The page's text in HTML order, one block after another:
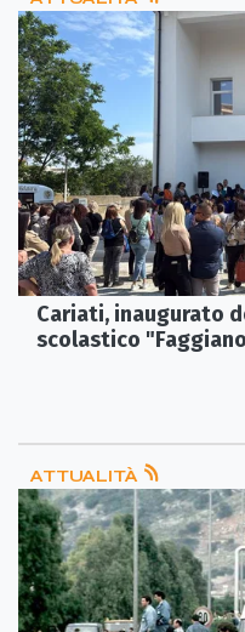
Cariati, inaugurato
scolastico
ATTUALITÀ